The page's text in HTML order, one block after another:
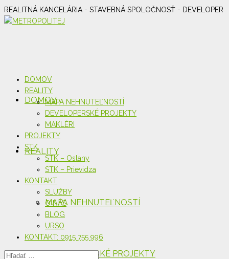
REALITNÁ KANCELÁRIA - STAVEBNÁ SPOLOČNOSŤ - DEVELOPER
DOMOV
REALITY
MAPA NEHNUTEĽNOSTÍ
DEVELOPERSKÉ PROJEKTY
DOMOV
REALITY
MAPA NEHNUTEĽNOSTÍ
DEVELOPERSKÉ PROJEKTY
MAKLÉRI
PROJEKTY
STK
STK – Oslany
STK – Prievidza
KONTAKT
SLUŽBY
O NÁS
BLOG
URSO
KONTAKT: 0915 755 996